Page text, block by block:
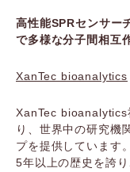
高性能SPRセンサー
で多様な分子間相互
XanTec bioanalytics
XanTec bioanalytics
り、世界中の研究機
プを提供しています
5年以上の歴史を誇